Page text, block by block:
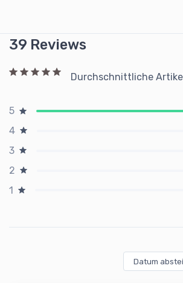
39 Reviews
Durchschnittliche
5
4
3
2
1